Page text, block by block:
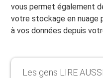
vous permet également
votre stockage en nuage
à vos données depuis
Les gens LIRE AUSSI